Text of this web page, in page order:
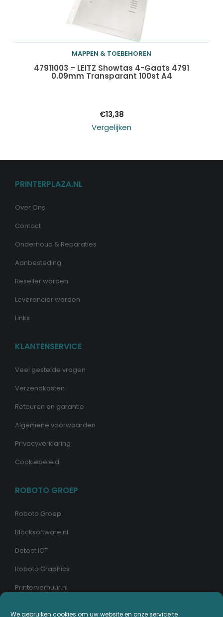
We gebruiken cookies om uw website en onze service te
Toevoegen aan
MAPPEN & TOEBEHOREN
47911003 – LEITZ Showtas 4-Gaats 4791
0.09mm Transparant 100st A4
€13,38
Vergelijken
PRINTERPLAZA.NL
Over Ons
Contact
Onderhoud & Reparaties
Aanbesteding
Reseller worden
Leverancier worden
Links
KLANTENSERVICE
Veel gestelde vragen
Verzendkosten
Retouren en garantie
Algemene voorwaarden
Privacyverklaring
Cookiebeleid
ROBOTO GROEP
Roboto Groep
Blocksoftware.nl
Detect ICT
Roboto Graphics
Printerverhuur.nl